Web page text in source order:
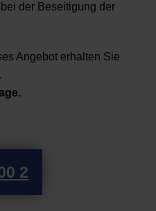
der Beseitigung der
Angebot erhalten Sie
2